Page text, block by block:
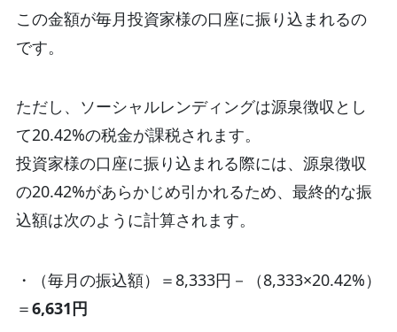
この金額が毎月投資家様の口座に振り込まれるの
です。
ただし、ソーシャルレンディングは源泉徴収とし
て20.42%の税金が課税されます。
投資家様の口座に振り込まれる際には、源泉徴収
の20.42%があらかじめ引かれるため、最終的な振
込額は次のように計算されます。
・（毎月の振込額）＝8,333円－（8,333×20.42%）
＝6,631円